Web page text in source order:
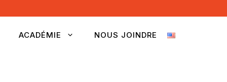
ACADÉMIE NOUS JOINDRE